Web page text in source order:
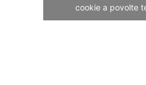
cookie a povolte